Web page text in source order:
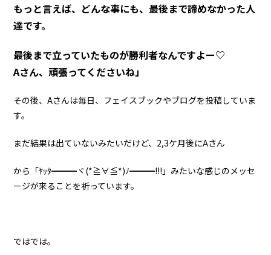
もっと言えば、どんな事にも、最後まで諦めなかった人
達です。
最後まで立っていたものが勝利者なんですよー♡
Aさん、頑張ってくださいね」
その後、Aさんは毎日、フェイスブックやブログを投稿していま
す。
まだ結果は出ていないみたいだけど、2,3ケ月後にAさん
から「ﾔｯﾀ━━━ヾ(*≧∀≦*)ﾉ━━━!!!」みたいな感じのメッセ
ージが来ることを祈っています。
ではでは。